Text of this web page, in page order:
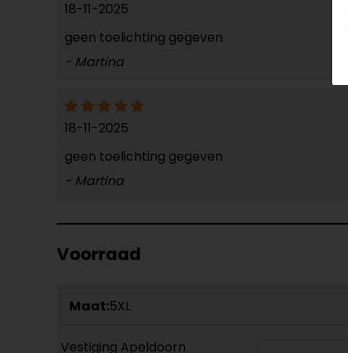
18-11-2025
geen toelichting gegeven
- Martina
18-11-2025
geen toelichting gegeven
- Martina
Voorraad
Maat:5XL
Vestiging Apeldoorn